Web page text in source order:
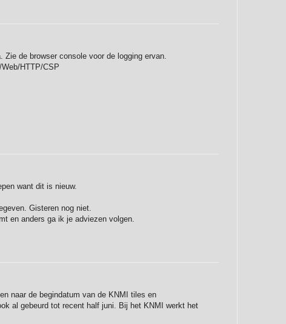
de browser console voor de logging ervan.
HTTP/CSP
want dit is nieuw.
Gisteren nog niet.
en anders ga ik je adviezen volgen.
naar de begindatum van de KNMI tiles en
al gebeurd tot recent half juni. Bij het KNMI werkt het